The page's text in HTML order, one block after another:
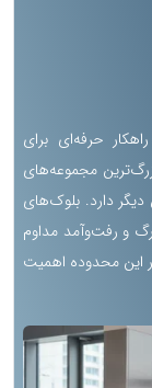
حرفه‌ای برای
مجموعه‌های
دیگر دارد. بلوک‌های
و رفت‌وآمد مداوم
این محدوده اهمیت